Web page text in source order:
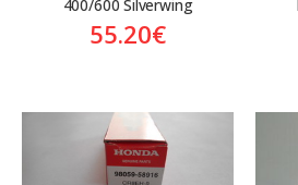
400/600 Silverwing
55.20€